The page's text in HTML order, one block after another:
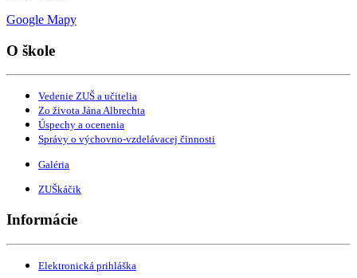
Google Mapy
O škole
Vedenie ZUŠ a učitelia
Zo života Jána Albrechta
Úspechy a ocenenia
Správy o výchovno-vzdelávacej činnosti
Galéria
ZUŠkáčik
Informácie
Elektronická prihláška